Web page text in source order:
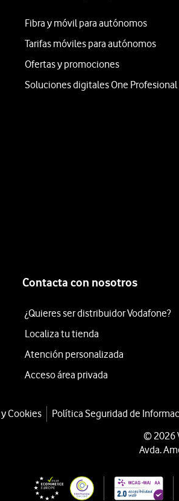
Fibra y móvil para autónomos
Tarifas móviles para autónomos
Ofertas y promociones
Soluciones digitales One Profesional
Contacta con nosotros
¿Quieres ser distribuidor Vodafone?
Localiza tu tienda
Atención personalizada
Acceso área privada
Cookies
Política Seguridad de
© 2026
Avda.